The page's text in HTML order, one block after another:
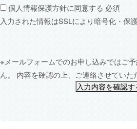
個人情報保護方針に同意する 必須
入力された情報はSSLにより暗号化・保
※メールフォームでのお申し込みではご
ん。
内容を確認の上、ご連絡させていた
入力内容を確認す